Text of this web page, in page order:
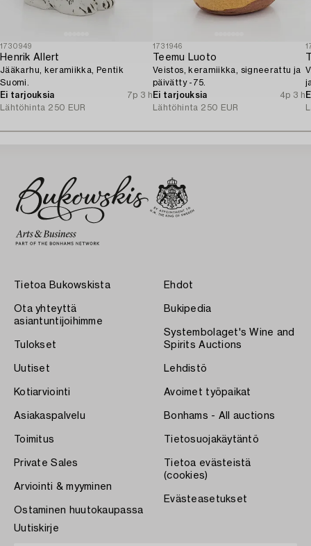
1730949
Henrik Allert
Jääkarhu, keramiikka, Pentik
Suomi.
Ei tarjouksia
7p 3 h
Lähtöhinta 250 EUR
1731946
Teemu Luoto
Veistos, keramiikka, signeerattu ja
päivätty -75.
Ei tarjouksia
4p 3 h
Lähtöhinta 250 EUR
Tietoa Bukowskista
Ota yhteyttä
asiantuntijoihimme
Tulokset
Uutiset
Kotiarviointi
Asiakaspalvelu
Toimitus
Private Sales
Arviointi & myyminen
Ostaminen huutokaupassa
Ehdot
Bukipedia
Systembolaget's Wine and
Spirits Auctions
Lehdistö
Avoimet työpaikat
Bonhams - All auctions
Tietosuojakäytäntö
Tietoa evästeistä
(cookies)
Evästeasetukset
Uutiskirje